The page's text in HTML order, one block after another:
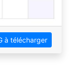
à télécharger